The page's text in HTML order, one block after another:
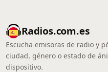
Radios.com.es
Escucha emisoras de radio y
ciudad, género o estado de
dispositivo.